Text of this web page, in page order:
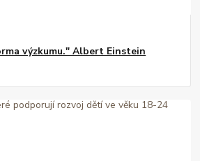
výzkumu." Albert Einstein